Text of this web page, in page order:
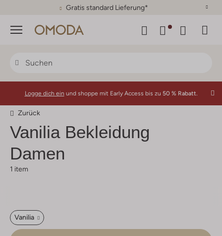
Gratis standard Lieferung*
Menü
Logge dich ein und shoppe mit Early Access bis zu 50 % Rabatt.
Zurück
VaniliaBekleidung
Damen
1 item
Vanilia